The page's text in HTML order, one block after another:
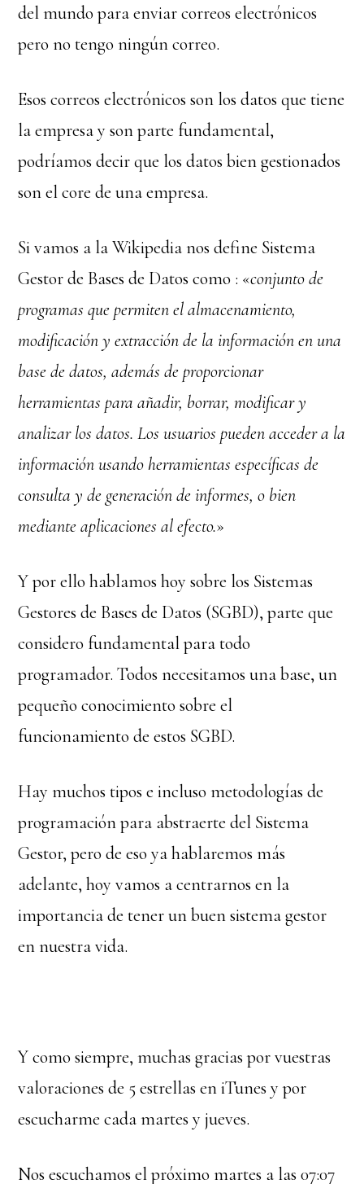
del mundo para enviar correos electrónicos
pero no tengo ningún correo.
Esos correos electrónicos son los datos que tiene
la empresa y son parte fundamental,
podríamos decir que los datos bien gestionados
son el core de una empresa.
Si vamos a la Wikipedia nos define Sistema
Gestor de Bases de Datos como : «conjunto de
programas que permiten el almacenamiento,
modificación y extracción de la información en una
base de datos, además de proporcionar
herramientas para añadir, borrar, modificar y
analizar los datos. Los usuarios pueden acceder a la
información usando herramientas específicas de
consulta y de generación de informes, o bien
mediante aplicaciones al efecto.»
Y por ello hablamos hoy sobre los Sistemas
Gestores de Bases de Datos (SGBD), parte que
considero fundamental para todo
programador. Todos necesitamos una base, un
pequeño conocimiento sobre el
funcionamiento de estos SGBD.
Hay muchos tipos e incluso metodologías de
programación para abstraerte del Sistema
Gestor, pero de eso ya hablaremos más
adelante, hoy vamos a centrarnos en la
importancia de tener un buen sistema gestor
en nuestra vida.
Y como siempre, muchas gracias por vuestras
valoraciones de 5 estrellas en iTunes y por
escucharme cada martes y jueves.
Nos escuchamos el próximo martes a las 07:07